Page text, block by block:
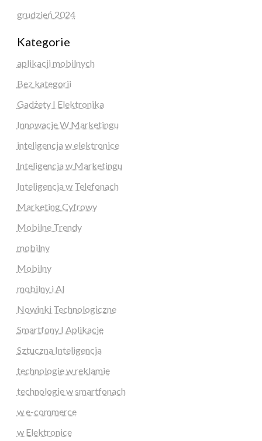
grudzień 2024
Kategorie
aplikacji mobilnych
Bez kategorii
Gadżety I Elektronika
Innowacje W Marketingu
inteligencja w elektronice
Inteligencja w Marketingu
Inteligencja w Telefonach
Marketing Cyfrowy
Mobilne Trendy
mobilny
Mobilny
mobilny i AI
Nowinki Technologiczne
Smartfony I Aplikacje
Sztuczna Inteligencja
technologie w reklamie
technologie w smartfonach
w e-commerce
w Elektronice